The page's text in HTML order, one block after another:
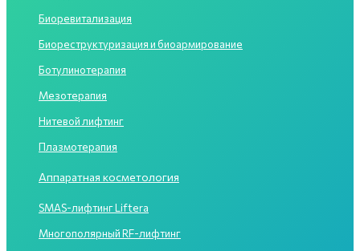
Биоревитализация
Биореструктуризация и биоармирование
Ботулинотерапия
Мезотерапия
Нитевой лифтинг
Плазмотерапия
Аппаратная косметология
SMAS-лифтинг Liftera
Многополярный RF-лифтинг